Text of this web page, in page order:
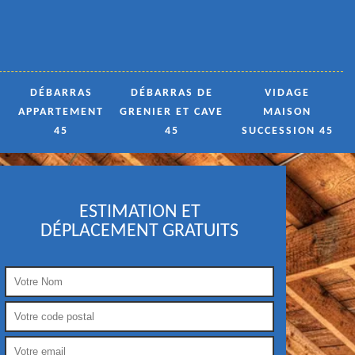
DÉBARRAS
APPARTEMENT
45
DÉBARRAS DE
GRENIER ET CAVE
45
VIDAGE
MAISON
SUCCESSION 45
ESTIMATION ET
DÉPLACEMENT GRATUITS